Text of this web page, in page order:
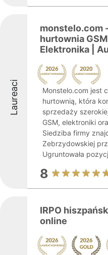
Laureaci
monstelo.com
hurtownia
Elektronika |
Monstelo.com jest
hurtownią, która
sprzedaży
GSM, elektroniki
Siedziba firmy
Zebrzydowskiej
Ugruntowała
8
IRPO
online